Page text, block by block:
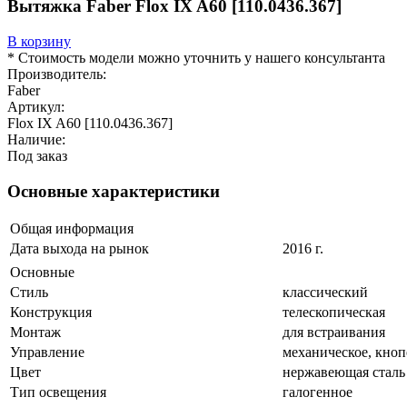
Вытяжка Faber Flox IX A60 [110.0436.367]
В корзину
* Стоимость модели можно уточнить у нашего консультанта
Производитель:
Faber
Артикул:
Flox IX A60 [110.0436.367]
Наличие:
Под заказ
Основные характеристики
Общая информация
Дата выхода на рынок
2016 г.
Основные
Стиль
классический
Конструкция
телескопическая
Монтаж
для встраивания
Управление
механическое,
Цвет
нержавеющая сталь
Тип освещения
галогенное